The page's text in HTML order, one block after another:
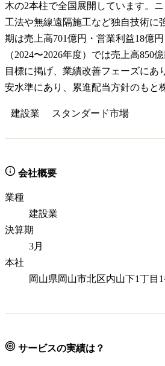
木の2本柱で全国展開しています。
工法や無線遠隔施工など独自技術に
期は売上高701億円・営業利益18億
（2024〜2026年度）では売上高850
目標に掲げ、業績改善フェーズにあ
安水準にあり、累進配当方針のもと
建設業 スタンダード市場
会社概要
業種
建設業
決算期
3月
本社
岡山県岡山市北区内山下1丁目
サービスの実績は？